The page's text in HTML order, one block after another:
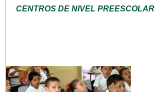
CENTROS DE NIVEL PREESCOLAR